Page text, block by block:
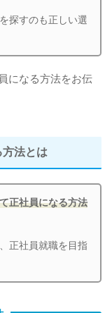
探すのも正しい選
になる方法をお伝
法とは
正社員になる方法
正社員就職を目指